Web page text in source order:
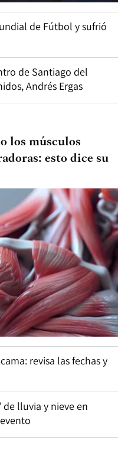
de Fútbol y sufrió
de Santiago del
Andrés Ergas
los músculos
esto dice su
revisa las fechas y
lluvia y nieve en